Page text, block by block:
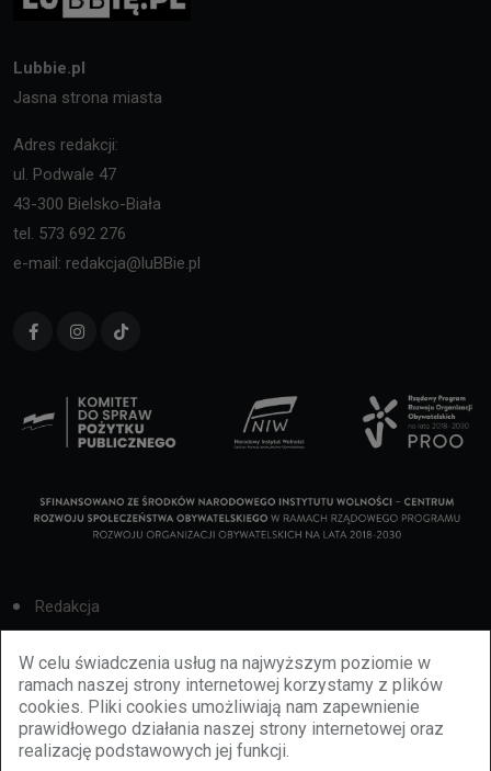
W celu świadczenia usług na najwyższym poziomie w
ramach naszej strony internetowej korzystamy z plików
cookies. Pliki cookies umożliwiają nam zapewnienie
prawidłowego działania naszej strony internetowej oraz
realizację podstawowych jej funkcji.
Lubbie.pl
Jasna strona miasta
Adres redakcji:
ul. Podwale 47
43-300 Bielsko-Biała
tel. 573 692 276
e-mail: redakcja@luBBie.pl
Redakcja
Cookies
Reklama
BBiletomania